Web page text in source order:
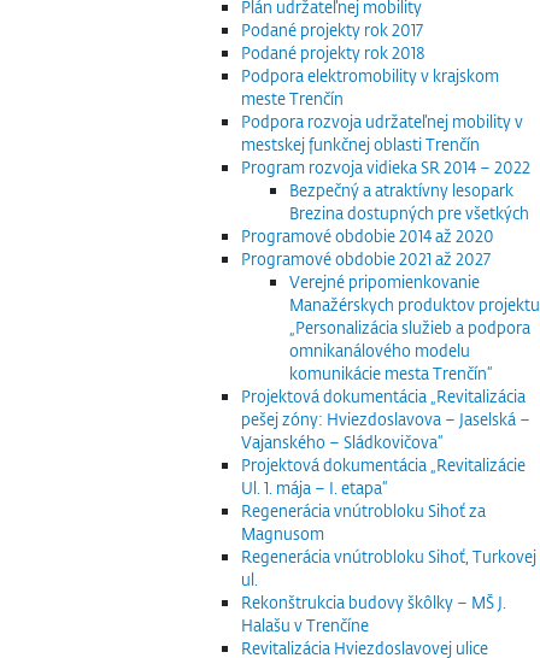
Plán udržateľnej mobility
Podané projekty rok 2017
Podané projekty rok 2018
Podpora elektromobility v krajskom
meste Trenčín
Podpora rozvoja udržateľnej mobility v
mestskej funkčnej oblasti Trenčín
Program rozvoja vidieka SR 2014 – 2022
Bezpečný a atraktívny lesopark
Brezina dostupných pre všetkých
Programové obdobie 2014 až 2020
Programové obdobie 2021 až 2027
Verejné pripomienkovanie
Manažérskych produktov projektu
„Personalizácia služieb a podpora
omnikanálového modelu
komunikácie mesta Trenčín“
Projektová dokumentácia „Revitalizácia
pešej zóny: Hviezdoslavova – Jaselská –
Vajanského – Sládkovičova“
Projektová dokumentácia „Revitalizácie
Ul. 1. mája – I. etapa“
Regenerácia vnútrobloku Sihoť za
Magnusom
Regenerácia vnútrobloku Sihoť, Turkovej
ul.
Rekonštrukcia budovy škôlky – MŠ J.
Halašu v Trenčíne
Revitalizácia Hviezdoslavovej ulice